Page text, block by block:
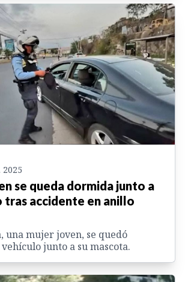
2025
se queda dormida junto a
tras accidente en anillo
una mujer joven, se quedó
junto a su mascota.